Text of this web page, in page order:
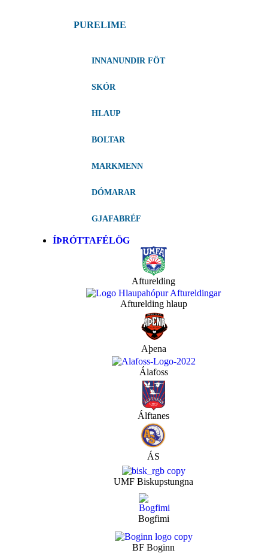
PURELIME
INNANUNDIR FÖT
SKÓR
HLAUP
BOLTAR
MARKMENN
DÓMARAR
GJAFABRÉF
ÍÞRÓTTAFÉLÖG
Afturelding
Afturelding hlaup
Aþena
Álafoss
Álftanes
ÁS
UMF Biskupstungna
Bogfimi
BF Boginn